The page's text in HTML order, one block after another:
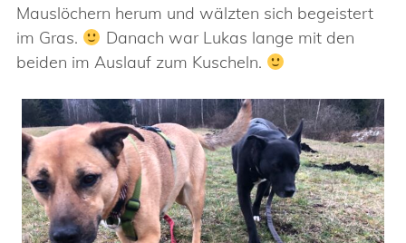
Mauslöchern herum und wälzten sich begeistert
im Gras.
Danach war Lukas lange mit den
beiden im Auslauf zum Kuscheln.